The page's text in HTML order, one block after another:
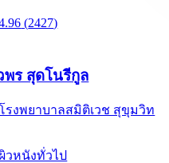
(2427)
พร สุดโนรีกูล
รงพยาบาลสมิติเวช สุขุมวิท
วหนังทั่วไป